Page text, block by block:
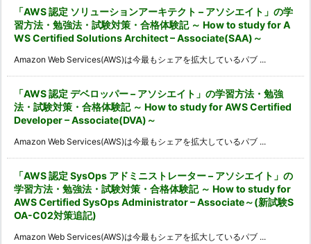
「AWS 認定 ソリューションアーキテクト – アソシエイト」の学
習方法・勉強法・試験対策・合格体験記 ～ How to study for A
WS Certified Solutions Architect – Associate(SAA)～
Amazon Web Services(AWS)は今最もシェアを拡大しているパブ ...
「AWS 認定 デベロッパー – アソシエイト」の学習方法・勉強
法・試験対策・合格体験記 ～ How to study for AWS Certified
Developer – Associate(DVA)～
Amazon Web Services(AWS)は今最もシェアを拡大しているパブ ...
「AWS 認定 SysOps アドミニストレーター – アソシエイト」の
学習方法・勉強法・試験対策・合格体験記 ～ How to study for
AWS Certified SysOps Administrator – Associate～(新試験S
OA-C02対策追記)
Amazon Web Services(AWS)は今最もシェアを拡大しているパブ ...